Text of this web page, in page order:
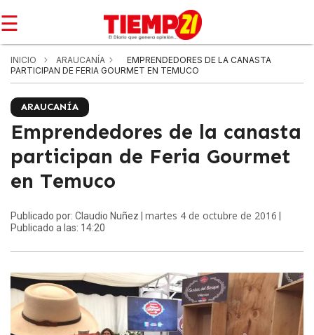
☰
INICIO ARAUCANÍA
EMPRENDEDORES DE LA CANASTA
PARTICIPAN DE FERIA GOURMET EN TEMUCO
ARAUCANÍA
Emprendedores de la canasta
participan de Feria Gourmet
en Temuco
Publicado por: Claudio Nuñez | martes 4 de octubre de 2016
Publicado a las: 14:20